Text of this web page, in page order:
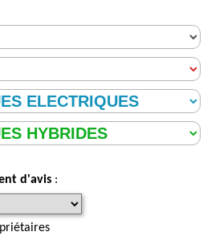
d'avis: